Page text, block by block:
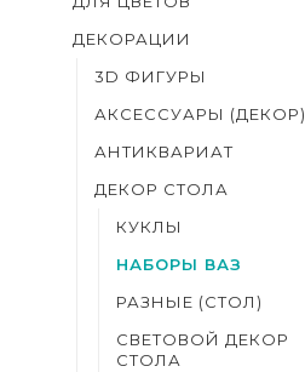
ДЕКОРАЦИИ
3D ФИГУРЫ
АКСЕССУАРЫ (ДЕКОР)
АНТИКВАРИАТ
ДЕКОР СТОЛА
КУКЛЫ
НАБОРЫ ВАЗ
РАЗНЫЕ (СТОЛ)
СВЕТОВОЙ ДЕКОР
СТОЛА